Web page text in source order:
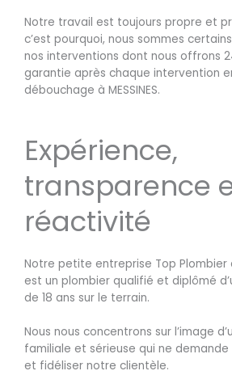
Notre travail est toujours propre et
c’est pourquoi, nous sommes
nos interventions dont nous offrons
garantie après chaque intervention
débouchage à MESSINES.
Expérience,
transparence
réactivité
Notre petite entreprise Top Plombier
est un plombier qualifié et diplômé
de 18 ans sur le terrain.
Nous nous concentrons sur l’image
familiale et sérieuse qui ne demande
et fidéliser notre clientèle.